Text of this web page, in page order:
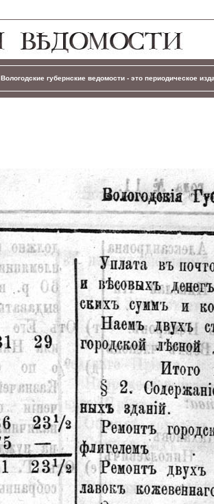
Вологодские губернские ведомости - это периодическое